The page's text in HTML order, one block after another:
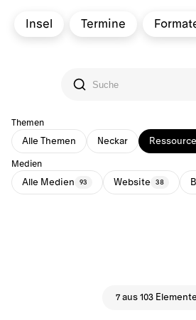
Insel Termine
Themen
Alle Themen Neckar
Medien
Alle Medien 93 Website 38
7 aus 103